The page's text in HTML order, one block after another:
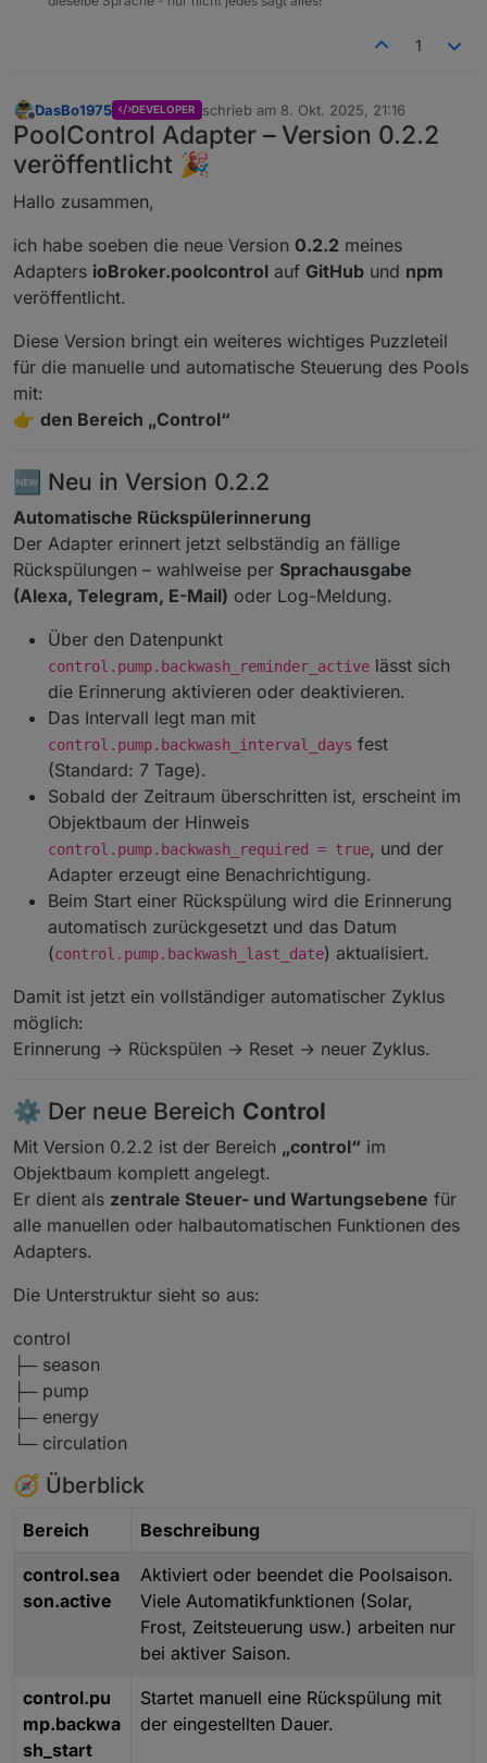
1
Offline
DasBo1975 DEVELOPER schrieb am 8. Okt. 2025, 21:16
zuletzt editiert von
PoolControl Adapter – Version 0.2.2
veröffentlicht 🎉
Hallo zusammen,
ich habe soeben die neue Version 0.2.2 meines
Adapters ioBroker.poolcontrol auf GitHub und npm
veröffentlicht.
Diese Version bringt ein weiteres wichtiges Puzzleteil
für die manuelle und automatische Steuerung des Pools
mit:
👉 den Bereich „Control“
🆕 Neu in Version 0.2.2
Automatische Rückspülerinnerung
Der Adapter erinnert jetzt selbständig an fällige
Rückspülungen – wahlweise per Sprachausgabe
(Alexa, Telegram, E-Mail) oder Log-Meldung.
Über den Datenpunkt
control.pump.backwash_reminder_active lässt sich
die Erinnerung aktivieren oder deaktivieren.
Das Intervall legt man mit
control.pump.backwash_interval_days fest
(Standard: 7 Tage).
Sobald der Zeitraum überschritten ist, erscheint im
Objektbaum der Hinweis
control.pump.backwash_required = true, und der
Adapter erzeugt eine Benachrichtigung.
Beim Start einer Rückspülung wird die Erinnerung
automatisch zurückgesetzt und das Datum
(control.pump.backwash_last_date) aktualisiert.
Damit ist jetzt ein vollständiger automatischer Zyklus
möglich:
Erinnerung → Rückspülen → Reset → neuer Zyklus.
⚙️ Der neue Bereich Control
Mit Version 0.2.2 ist der Bereich „control“ im
Objektbaum komplett angelegt.
Er dient als zentrale Steuer- und Wartungsebene für
alle manuellen oder halbautomatischen Funktionen des
Adapters.
Die Unterstruktur sieht so aus:
control
├─ season
├─ pump
├─ energy
└─ circulation
🧭 Überblick
Bereich Beschreibung
control.sea
son.active
Aktiviert oder beendet die Poolsaison.
Viele Automatikfunktionen (Solar,
Frost, Zeitsteuerung usw.) arbeiten nur
bei aktiver Saison.
control.pu
mp.backwa
sh_start
Startet manuell eine Rückspülung mit
der eingestellten Dauer.